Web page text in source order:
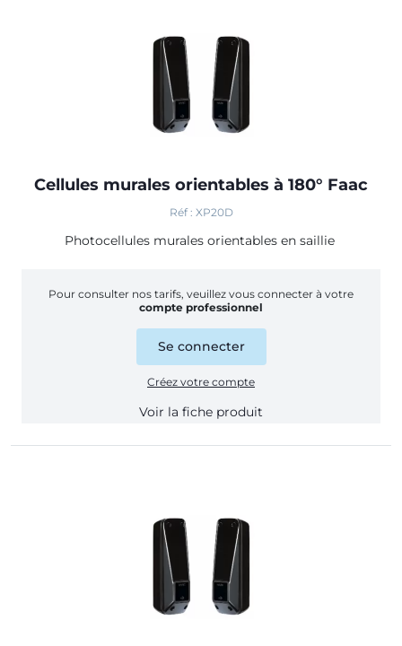
Cellules murales orientables à 180° Faac
Réf : XP20D
Photocellules murales orientables en saillie
Pour consulter nos tarifs, veuillez vous connecter à votre
compte professionnel
Se connecter
Créez votre compte
Voir la fiche produit